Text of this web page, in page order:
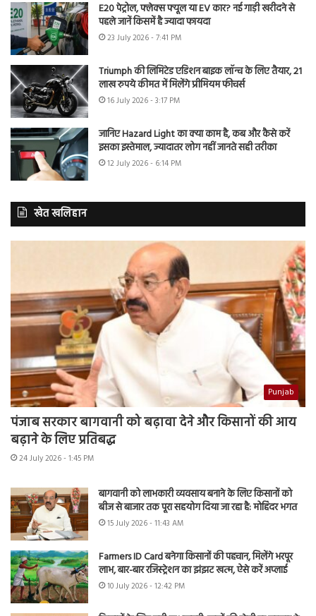
E20 पेट्रोल, फ्लेक्स फ्यूल या EV कार? नई गाड़ी खरीदने से
पहले जानें किसमें है ज्यादा फायदा
23 July 2026 - 7:41 PM
Triumph की लिमिटेड एडिशन बाइक लॉन्च के लिए तैयार, 21
लाख रुपये कीमत में मिलेंगे प्रीमियम फीचर्स
16 July 2026 - 3:17 PM
जानिए Hazard Light का क्या काम है, कब और कैसे करें
इसका इस्तेमाल, ज्यादातर लोग नहीं जानते सही तरीका
12 July 2026 - 6:14 PM
खेत खलिहान
Punjab
पंजाब सरकार बागवानी को बढ़ावा देने और किसानों की आय
बढ़ाने के लिए प्रतिबद्ध
24 July 2026 - 1:45 PM
बागवानी को लाभकारी व्यवसाय बनाने के लिए किसानों को
बीज से बाजार तक पूरा सहयोग दिया जा रहा है: मोहिंदर भगत
15 July 2026 - 11:43 AM
Farmers ID Card बनेगा किसानों की पहचान, मिलेंगे भरपूर
लाभ, बार-बार रजिस्ट्रेशन का झंझट खत्म, ऐसे करें अप्लाई
10 July 2026 - 12:42 PM